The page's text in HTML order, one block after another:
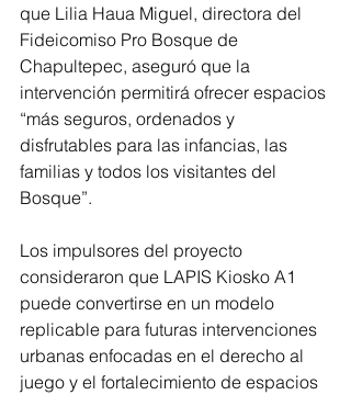
que Lilia Haua Miguel, directora del
Fideicomiso Pro Bosque de
Chapultepec, aseguró que la
intervención permitirá ofrecer espacios
“más seguros, ordenados y
disfrutables para las infancias, las
familias y todos los visitantes del
Bosque”.
Los impulsores del proyecto
consideraron que LAPIS Kiosko A1
puede convertirse en un modelo
replicable para futuras intervenciones
urbanas enfocadas en el derecho al
juego y el fortalecimiento de espacios